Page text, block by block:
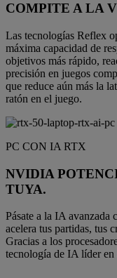
COMPITE A LA
Las tecnologías Reflex
máxima capacidad de
objetivos más rápido,
precisión en juegos
que reduce aún más la
ratón en el juego.
PC CON IA RTX
NVIDIA
TUYA.
Pásate a la IA
acelera tus partidas, tus
Gracias a los
tecnología de IA líder